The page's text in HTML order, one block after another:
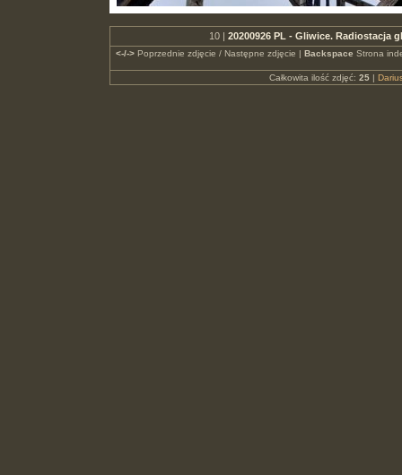
10 | 20200926 PL - Gliwice. Radiostacja
<-/->Poprzednie zdjęcie / Następne zdjęcie | Backspace Strona
Całkowita ilość zdjęć: 25|